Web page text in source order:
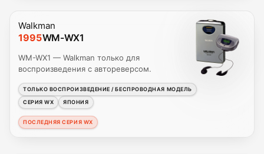
Walkman
1995WM-WX1
WM-WX1 — Walkman только для
воспроизведения с автореверсом.
ТОЛЬКО ВОСПРОИЗВЕДЕНИЕ / БЕСПРОВОДНАЯ МОДЕЛЬ
СЕРИЯ WX
ЯПОНИЯ
ПОСЛЕДНЯЯ СЕРИЯ WX